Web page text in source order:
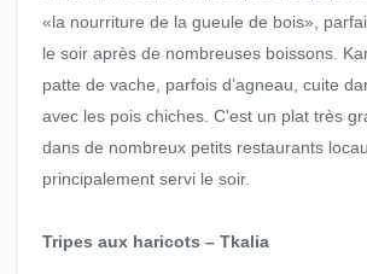
«la nourriture de la gueule de bois»,
le soir après de nombreuses boissons.
patte de vache, parfois d’agneau, cuite
avec les pois chiches. C'est un plat très
dans de nombreux petits restaurants
principalement servi le soir.
Tripes aux haricots – Tkalia